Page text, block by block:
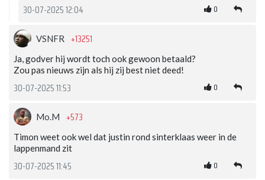
30-07-2025 12:04 0
VSNFR +13251
Ja, godver hij wordt toch ook gewoon betaald?
Zou pas nieuws zijn als hij zij best niet deed!
30-07-2025 11:53 0
Mo.M +573
Timon weet ook wel dat justin rond sinterklaas weer in de
lappenmand zit
30-07-2025 11:45 0